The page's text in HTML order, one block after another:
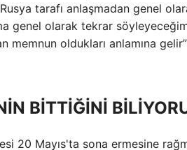
tarafı anlaşmadan genel
genel olarak tekrar
memnun oldukları anlamına
BİTTİĞİNİ
20 Mayıs'ta sona ermesine